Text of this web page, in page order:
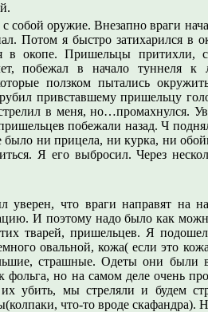
оружие. Внезапно враги
Потом я быстро затихарился в
в окопе. Пришельцы притихли,
побежал в начало туннеля к
ползком пытались
привставшему пришельцу
в меня, но…промахнулся.
побежали назад. Ч
ни прицела, ни курка, ни
Я его выбросил. Через
уверен, что враги направят на
И поэтому надо было как
тварей, пришельцев. Я
овальной, кожа( если это
страшные. Одеты они
но на самом деле очень
убить, мы стреляли и будем
что-то вроде скафандра).